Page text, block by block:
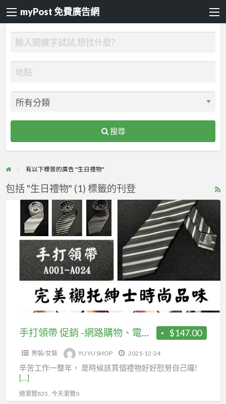
myPost 免費廣告網
搜尋
有以下標簽的廣告 "生日禮物"
包括 "生日禮物" (1) 標籤的刊登
台、
$147.00
手打領帶 促銷 -網路購物、電商平台、線上購物、送禮自用
男裝/女裝 YU YU SHOP 2021-12-24
辛苦工作一整年， 是時候該買個禮物好好慰勞自己囉!
[…]
總瀏覽835 , 今天瀏覽0